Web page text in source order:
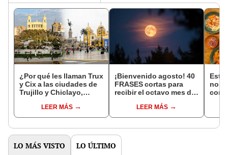
¿Por qué les llaman Trux
y Cix a las ciudades de
Trujillo y Chiclayo,
LEER MÁS
¡Bienvenido agosto! 40
FRASES cortas para
recibir el octavo mes del
LEER MÁS
Este
LO MÁS VISTO LO ÚLTIMO